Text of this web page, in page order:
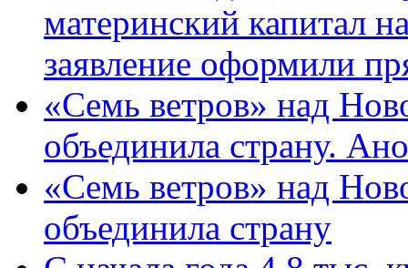
материнский капитал
заявление оформили
«Семь ветров» над
объединила страну.
«Семь ветров» над
объединила страну